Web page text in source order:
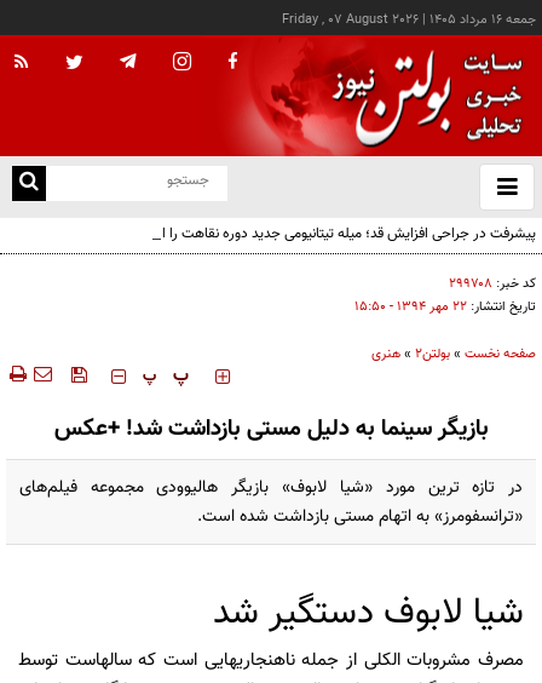
جمعه ۱۶ مرداد ۱۴۰۵ |
Friday , 07 August 2026
باز
و
پیشرفت در جراحی افزایش قد؛ میله تیتانیومی جدید دوره نقاهت را از چند ماه به چند هفته
کاهش می‌دهد
کد خبر: ۲۹۹۷۰۸
تاریخ انتشار: ۲۲ مهر ۱۳۹۴ - ۱۵:۵۰
صفحه نخست »بولتن2 »هنری
‍‍‍ پ پ
بازیگر سینما به دلیل مستی بازداشت شد! +عکس
در تازه ترین مورد «شیا لابوف» بازیگر هالیوودی مجموعه فیلم‌های
«ترانسفومرز» به اتهام مستی بازداشت شده است.
شیا لابوف دستگیر شد
مصرف مشروبات الکلی از جمله ناهنجاریهایی است که سالهاست توسط